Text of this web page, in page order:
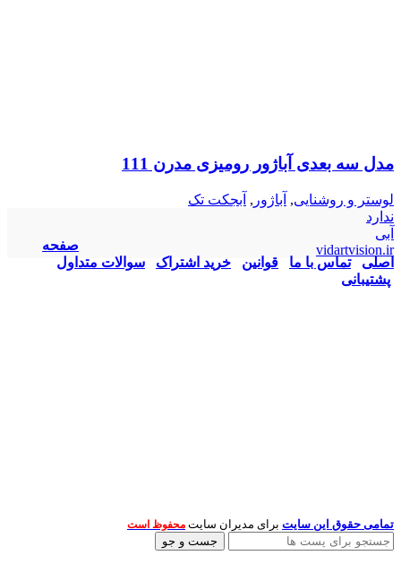
مدل سه بعدی آباژور رومیزی مدرن 111
لوستر و روشنایی, آباژور , آبجکت تک
ندارد
آبی
vidartvision.ir
صفحه
اصلی
تماس با ما قوانین خرید اشتراک
سوالات متداول
پشتیبانی
تمامی حقوق این سایت برای مدیران سایت محفوظ است
جست و جو